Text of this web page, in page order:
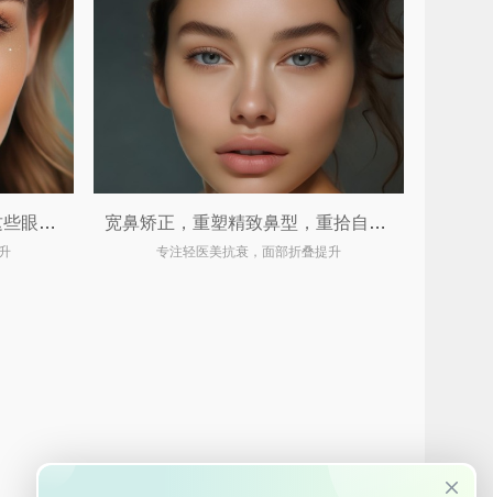
视觉门面官不只是开眼角！这些眼整形手术让你由内而外散发光彩 ✨ 宽鼻矫正，重塑精致鼻型，重拾自信魅力
专注轻医美抗衰，面部折叠提升